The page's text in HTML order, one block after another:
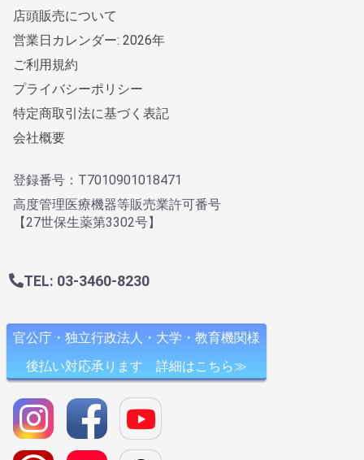
店頭販売について
営業日カレンダー: 2026年
ご利用規約
プライバシーポリシー
特定商取引法に基づく表記
会社概要
登録番号：T7010901018471
高度管理医療機器等販売業許可番号
【27世保生薬第3302号】
TEL: 03-3460-8230
官公庁・独立行政法人・大学・教育機関様
後払い対応承ります 詳細はこちら≫